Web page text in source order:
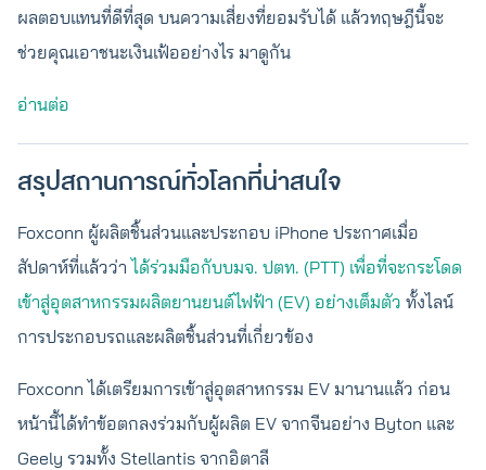
ผลตอบแทนที่ดีที่สุด บนความเสี่ยงที่ยอมรับได้ แล้วทฤษฎีนี้จะ
ช่วยคุณเอาชนะเงินเฟ้ออย่างไร มาดูกัน
อ่านต่อ
สรุปสถานการณ์ทั่วโลกที่น่าสนใจ
Foxconn ผู้ผลิตชิ้นส่วนและประกอบ iPhone ประกาศเมื่อ
สัปดาห์ที่แล้วว่า ได้ร่วมมือกับบมจ. ปตท. (PTT) เพื่อที่จะกระโดด
เข้าสู่อุตสาหกรรมผลิตยานยนต์ไฟฟ้า (EV) อย่างเต็มตัว ทั้งไลน์
การประกอบรถและผลิตชิ้นส่วนที่เกี่ยวข้อง
Foxconn ได้เตรียมการเข้าสู่อุตสาหกรรม EV มานานแล้ว ก่อน
หน้านี้ได้ทำข้อตกลงร่วมกับผู้ผลิต EV จากจีนอย่าง Byton และ
Geely รวมทั้ง Stellantis จากอิตาลี